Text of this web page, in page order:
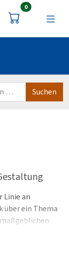
0Artikel im
Linie an
über ein Thema
beim Betrieb